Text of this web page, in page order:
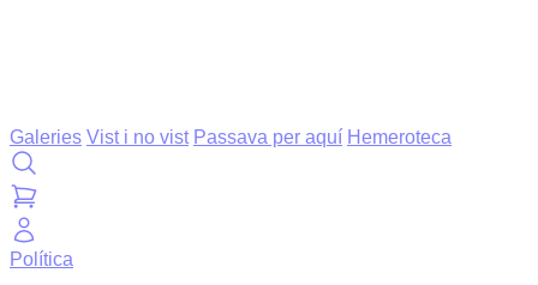
Galeries Vist i no vist Passava per aquí Hemeroteca
Política